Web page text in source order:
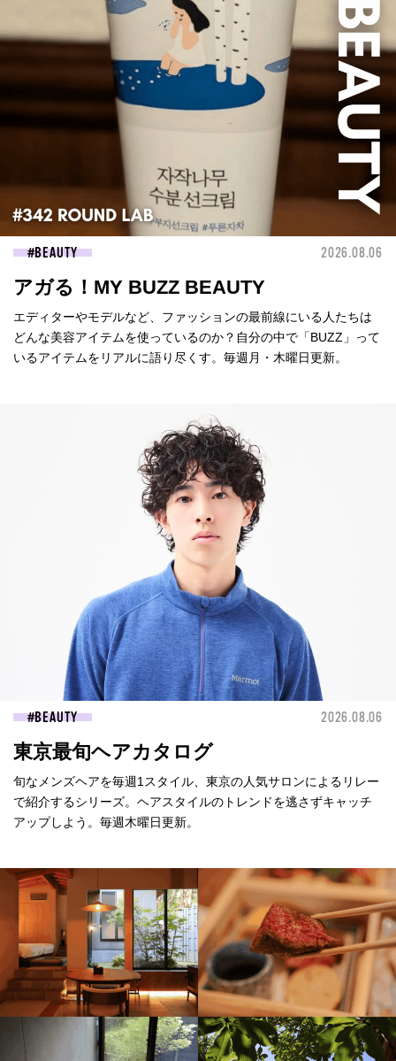
BEAUTY 2026.08.06
アガる！MY BUZZ BEAUTY
エディターやモデルなど、ファッションの最前線にいる人たちは
どんな美容アイテムを使っているのか？自分の中で「BUZZ」って
いるアイテムをリアルに語り尽くす。毎週月・木曜日更新。
BEAUTY 2026.08.06
東京最旬ヘアカタログ
旬なメンズヘアを毎週1スタイル、東京の人気サロンによるリレー
で紹介するシリーズ。ヘアスタイルのトレンドを逃さずキャッチ
アップしよう。毎週木曜日更新。